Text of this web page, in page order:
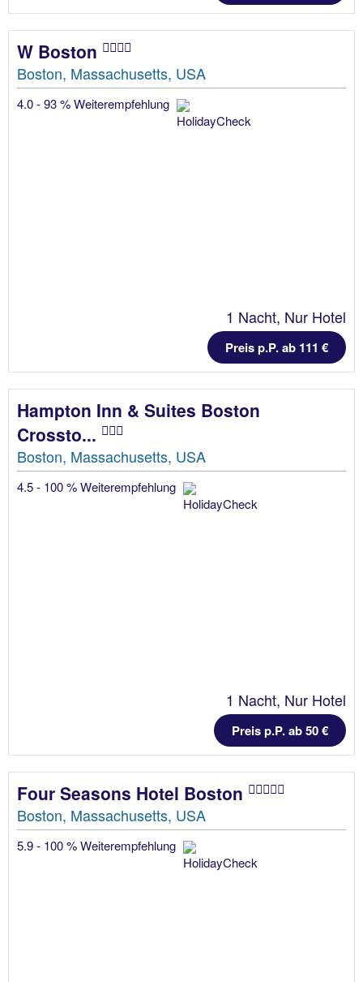
W Boston
Boston, Massachusetts, USA
4.0 - 93 % Weiterempfehlung
1 Nacht, Nur Hotel
Preis p.P. ab 111 €
Hampton Inn & Suites Boston
Crossto...
Boston, Massachusetts, USA
4.5 - 100 % Weiterempfehlung
1 Nacht, Nur Hotel
Preis p.P. ab 50 €
Four Seasons Hotel Boston
Boston, Massachusetts, USA
5.9 - 100 % Weiterempfehlung